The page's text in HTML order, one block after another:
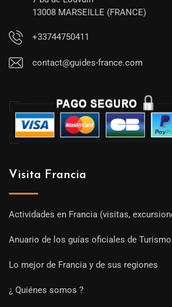
13008 MARSEILLE (FRANCE)
+33744750411
contact@guides-france.com
Visita Francia
Actividades en Francia (visitas,
Anuario de los guías oficiales de
Lo mejor de Francia y de sus regiones
¿ Quiénes somos ?